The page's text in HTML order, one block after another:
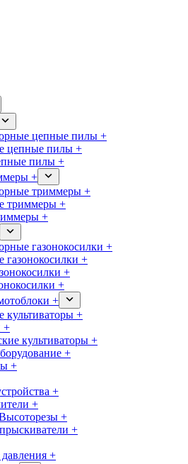
цепные пилы +
цепные пилы +
пилы +
+
триммеры +
триммеры +
+
газонокосилки +
газонокосилки +
+
+
+
культиваторы +
+
культиваторы +
+
+
+
+
+
+
+